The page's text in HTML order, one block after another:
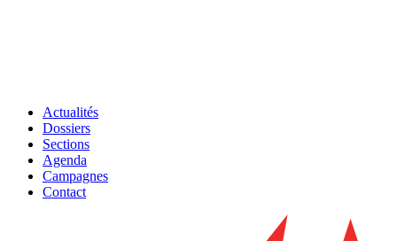
Actualités
Dossiers
Sections
Agenda
Campagnes
Contact